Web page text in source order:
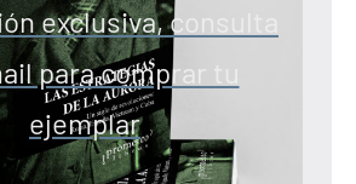
exclusiva, consulta
para comprar tu
ejemplar